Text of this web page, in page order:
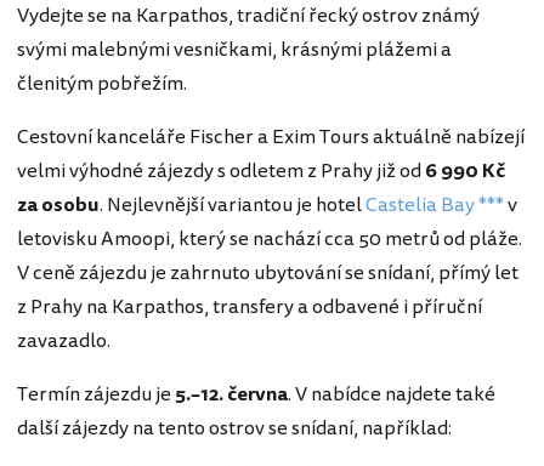
Vydejte se na Karpathos, tradiční řecký ostrov známý
svými malebnými vesničkami, krásnými plážemi a
členitým pobřežím.
Cestovní kanceláře Fischer a Exim Tours aktuálně nabízejí
velmi výhodné zájezdy s odletem z Prahy již od6 990 Kč
za osobu. Nejlevnější variantou je hotelCastelia Bay ***v
letovisku Amoopi, který se nachází cca 50 metrů od pláže.
V ceně zájezdu je zahrnuto ubytování se snídaní, přímý let
z Prahy na Karpathos, transfery a odbavené i příruční
zavazadlo.
Termín zájezdu je5.–12. června. V nabídce najdete také
další zájezdy na tento ostrov se snídaní, například: